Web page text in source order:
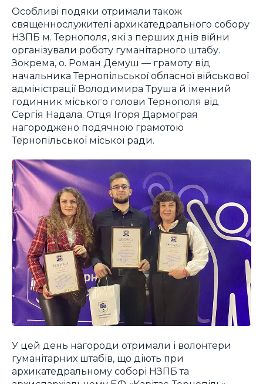
Особливі подяки отримали також
священнослужителі архикатедрального собору
НЗПБ м. Тернополя, які з перших днів війни
організували роботу гуманітарного штабу.
Зокрема, о. Роман Демуш — грамоту від
начальника Тернопільської обласної військової
адміністрації Володимира Труша й іменний
годинник міського голови Тернополя від
Сергія Надала. Отця Ігоря Дармограя
нагороджено подячною грамотою
Тернопільської міської ради.
У цей день нагороди отримали і волонтери
гуманітарних штабів, що діють при
архикатедральному соборі НЗПБ та